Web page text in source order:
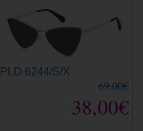
PLD 6244/S/X
69,00€
38,00€